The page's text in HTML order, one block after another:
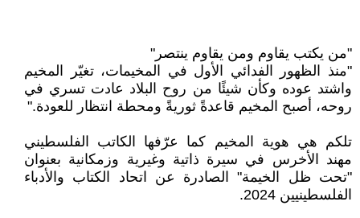
"من يكتب يقاوم ومن يقاوم ينتصر"
"منذ الظهور الفدائي الأول في المخيمات، تغيّر المخيم
واشتد عوده وكأن شيئًا من روح البلاد عادت تسري في
روحه، أصبح المخيم قاعدةً ثوريةً ومحطة انتظار للعودة."
تلكم هي هوية المخيم كما عرّفها الكاتب الفلسطيني
مهند الأخرس في سيرة ذاتية وغيرية وزمكانية بعنوان
"تحت ظل الخيمة" الصادرة عن اتحاد الكتاب والأدباء
الفلسطينيين 2024.